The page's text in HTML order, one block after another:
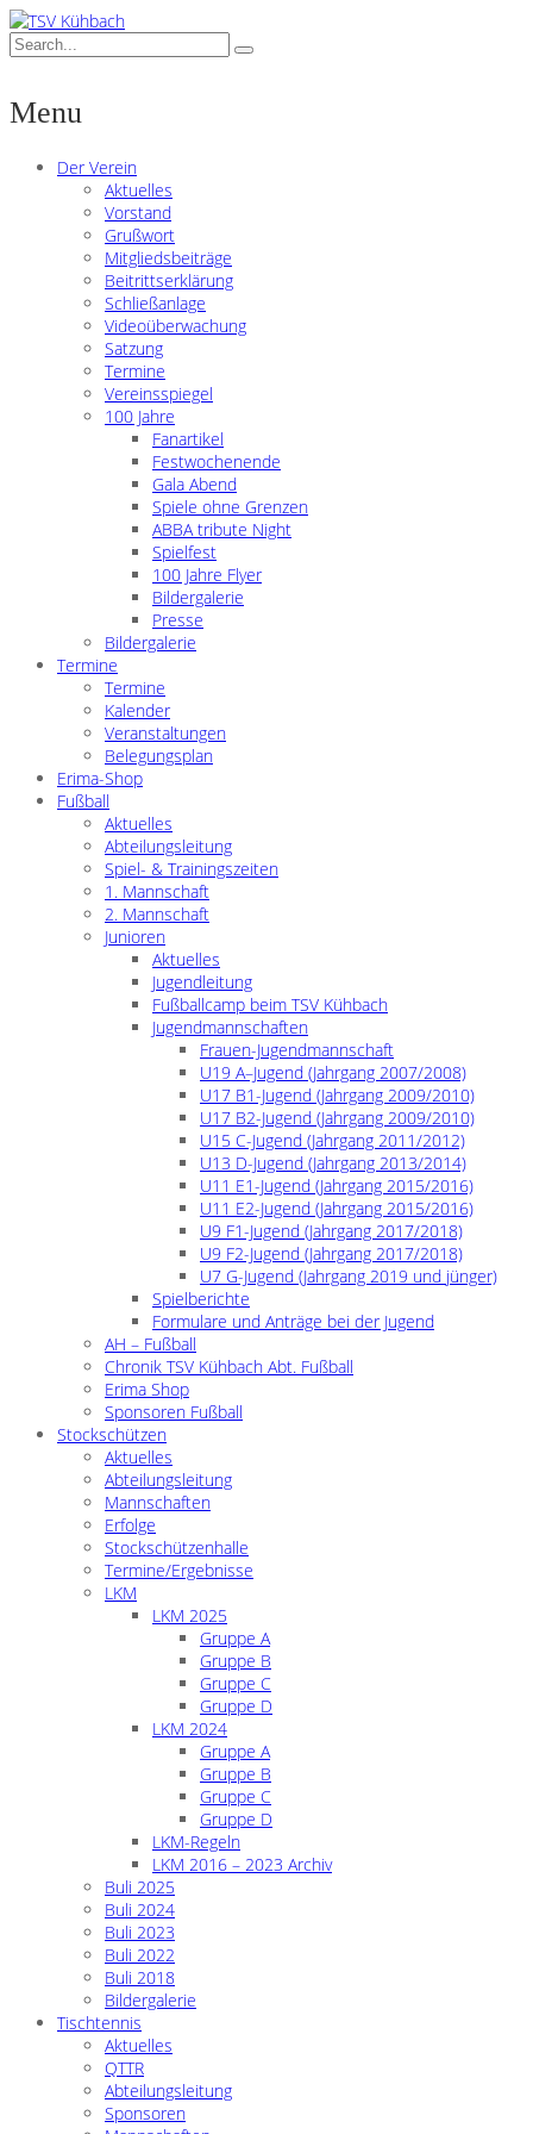
Menu
Der Verein
Aktuelles
Vorstand
Grußwort
Mitgliedsbeiträge
Beitrittserklärung
Schließanlage
Videoüberwachung
Satzung
Termine
Vereinsspiegel
100 Jahre
Fanartikel
Festwochenende
Gala Abend
Spiele ohne Grenzen
ABBA tribute Night
Spielfest
100 Jahre Flyer
Bildergalerie
Presse
Bildergalerie
Termine
Termine
Kalender
Veranstaltungen
Belegungsplan
Erima-Shop
Fußball
Aktuelles
Abteilungsleitung
Spiel- & Trainingszeiten
1. Mannschaft
2. Mannschaft
Junioren
Aktuelles
Jugendleitung
Fußballcamp beim TSV Kühbach
Jugendmannschaften
Frauen-Jugendmannschaft
U19 A–Jugend (Jahrgang 2007/2008)
U17 B1-Jugend (Jahrgang 2009/2010)
U17 B2-Jugend (Jahrgang 2009/2010)
U15 C-Jugend (Jahrgang 2011/2012)
U13 D-Jugend (Jahrgang 2013/2014)
U11 E1-Jugend (Jahrgang 2015/2016)
U11 E2-Jugend (Jahrgang 2015/2016)
U9 F1-Jugend (Jahrgang 2017/2018)
U9 F2-Jugend (Jahrgang 2017/2018)
U7 G-Jugend (Jahrgang 2019 und jünger)
Spielberichte
Formulare und Anträge bei der Jugend
AH – Fußball
Chronik TSV Kühbach Abt. Fußball
Erima Shop
Sponsoren Fußball
Stockschützen
Aktuelles
Abteilungsleitung
Mannschaften
Erfolge
Stockschützenhalle
Termine/Ergebnisse
LKM
LKM 2025
Gruppe A
Gruppe B
Gruppe C
Gruppe D
LKM 2024
Gruppe A
Gruppe B
Gruppe C
Gruppe D
LKM-Regeln
LKM 2016 – 2023 Archiv
Buli 2025
Buli 2024
Buli 2023
Buli 2022
Buli 2018
Bildergalerie
Tischtennis
Aktuelles
QTTR
Abteilungsleitung
Sponsoren